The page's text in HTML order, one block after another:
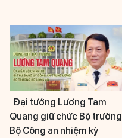
Đại tướng Lương Tam
Quang giữ chức Bộ trưởng
Bộ Công an nhiệm kỳ